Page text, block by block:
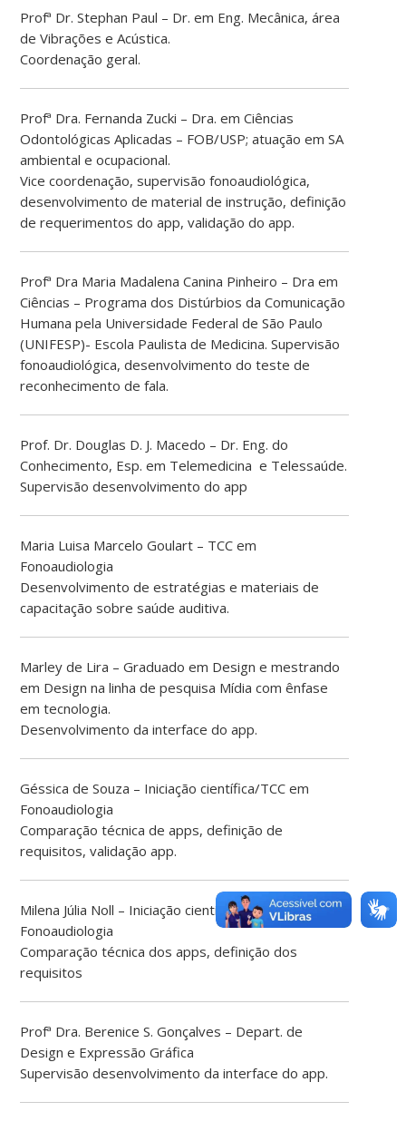
Profª Dr. Stephan Paul – Dr. em Eng. Mecânica, área
de Vibrações e Acústica.
Coordenação geral.
Profª Dra. Fernanda Zucki – Dra. em Ciências
Odontológicas Aplicadas – FOB/USP; atuação em SA
ambiental e ocupacional.
Vice coordenação, supervisão fonoaudiológica,
desenvolvimento de material de instrução, definição
de requerimentos do app, validação do app.
Profª Dra Maria Madalena Canina Pinheiro – Dra em
Ciências – Programa dos Distúrbios da Comunicação
Humana pela Universidade Federal de São Paulo
(UNIFESP)- Escola Paulista de Medicina. Supervisão
fonoaudiológica, desenvolvimento do teste de
reconhecimento de fala.
Prof. Dr. Douglas D. J. Macedo – Dr. Eng. do
Conhecimento, Esp. em Telemedicina e Telessaúde.
Supervisão desenvolvimento do app
Maria Luisa Marcelo Goulart – TCC em
Fonoaudiologia
Desenvolvimento de estratégias e materiais de
capacitação sobre saúde auditiva.
Marley de Lira – Graduado em Design e mestrando
em Design na linha de pesquisa Mídia com ênfase
em tecnologia.
Desenvolvimento da interface do app.
Géssica de Souza – Iniciação científica/TCC em
Fonoaudiologia
Comparação técnica de apps, definição de
requisitos, validação app.
Milena Júlia Noll – Iniciação científica em
Fonoaudiologia
Comparação técnica dos apps, definição dos
requisitos
Profª Dra. Berenice S. Gonçalves – Depart. de
Design e Expressão Gráfica
Supervisão desenvolvimento da interface do app.